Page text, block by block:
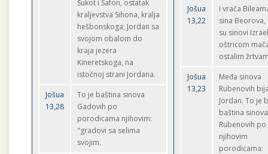
Sukot i Safon, ostatak
kraljevstva Sihona, kralja
hešbonskoga; Jordan sa
svojom obalom do
kraja jezera
Kineretskoga, na
istočnoj strani Jordana.
Jošua
13,28
To je baština sinova
Gadovih po
porodicama njihovim:
"gradovi sa selima
svojim.
Jošua
13,22
i vrača
sina
su sinovi
oštricom
ostalim
Jošua
13,23
Međa sinova
Rubenovih
Jordan. To je
baština sinova
Rubenovih po
njihovim
porodicama: